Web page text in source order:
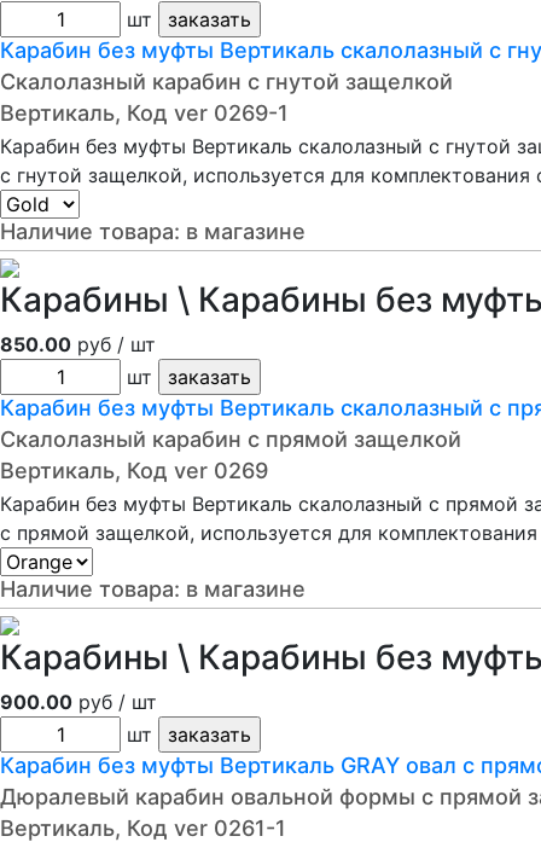
шт
Карабин без муфты Вертикаль cкалолазный с
Скалолазный карабин с гнутой защелкой
Вертикаль, Код ver 0269-1
Карабин без муфты Вертикаль cкалолазный с гнутой
с гнутой защелкой, используется для комплектования
Наличие товара: в магазине
Карабины \ Карабины без
850.00 руб / шт
шт
Карабин без муфты Вертикаль cкалолазный с
Скалолазный карабин с прямой защелкой
Вертикаль, Код ver 0269
Карабин без муфты Вертикаль cкалолазный с прямой
с прямой защелкой, используется для
Наличие товара: в магазине
Карабины \ Карабины без
900.00 руб / шт
шт
Карабин без муфты Вертикаль GRAY овал с
Дюралевый карабин овальной формы с прямой
Вертикаль, Код ver 0261-1